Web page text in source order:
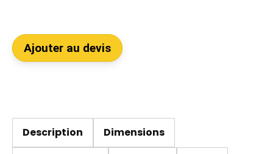
Ajouter au devis
Description Dimensions